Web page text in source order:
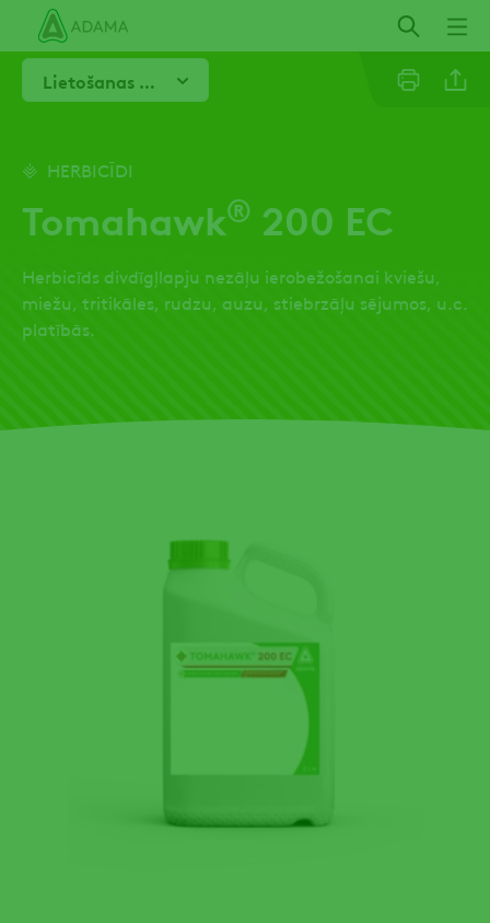
Izlaist
Lietošanas norādījumi
HERBICĪDI
Tomahawk® 200 EC
Herbicīds divdīgļlapju nezāļu ierobežošanai kviešu,
miežu, tritikāles, rudzu, auzu, stiebrzāļu sējumos, u.c.
platībās.